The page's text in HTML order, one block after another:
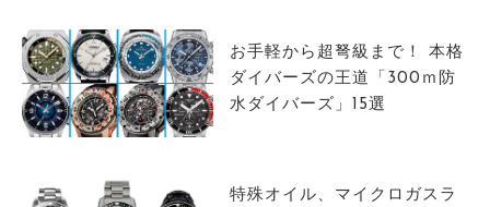
お手軽から超弩級まで！ 本格
ダイバーズの王道「300ｍ防
水ダイバーズ」15選
特殊オイル、マイクロガスラ
COLUMN
MAGAZINE
ABOUT SITE
サイトマップ